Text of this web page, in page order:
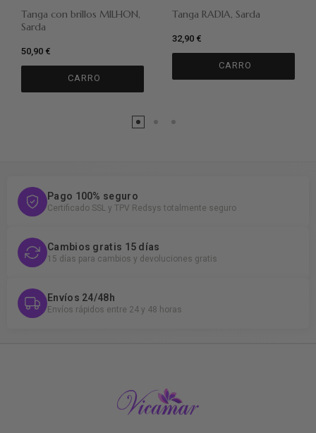
Tanga con brillos MILHON,
Sarda
50,90 €
CARRO
Tanga RADIA, Sarda
32,90 €
CARRO
Pago 100% seguro
Certificado SSL y TPV Redsys totalmente seguro
Cambios gratis 15 días
15 días para cambios y devoluciones gratis
Envíos 24/48h
Envíos rápidos entre 24 y 48 horas